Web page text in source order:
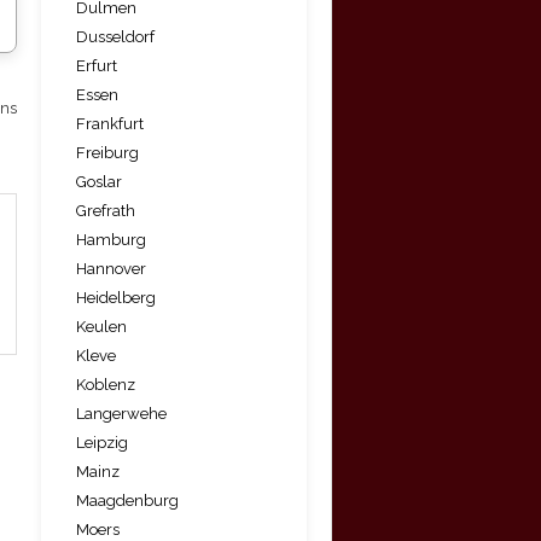
Dulmen
Dusseldorf
Erfurt
Essen
Frankfurt
Freiburg
Goslar
Grefrath
Hamburg
Hannover
Heidelberg
Keulen
Kleve
Koblenz
Langerwehe
Leipzig
Mainz
Maagdenburg
Moers